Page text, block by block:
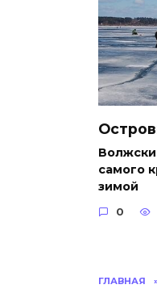
ГЛАВНАЯ
самого
зимой
0